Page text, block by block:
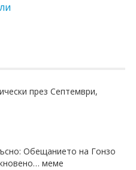
през Септември,
Обещанието на Гонзо
меме